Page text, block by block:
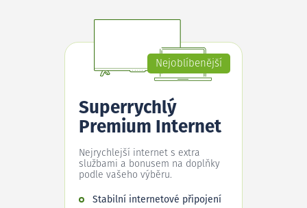
Nejoblíbenější
Superrychlý
Premium Internet
Nejrychlejší internet s extra
službami a bonusem na doplňky
podle vašeho výběru.
Stabilní internetové připojení